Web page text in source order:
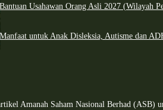
Usahawan Orang Asli 2027 (Wilayah
untuk Anak Disleksia, Autisme dan
Amanah Saham Nasional Berhad (ASB)